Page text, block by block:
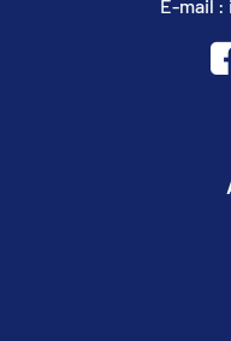
E-mail :